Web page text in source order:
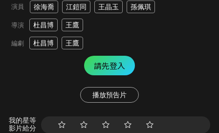
演員 徐海喬 江鎧同 王晶玉 孫佩琪
導演 杜昌博 王鷹
編劇 杜昌博 王鷹
請先登入
播放預告片
我的星等
影片給分